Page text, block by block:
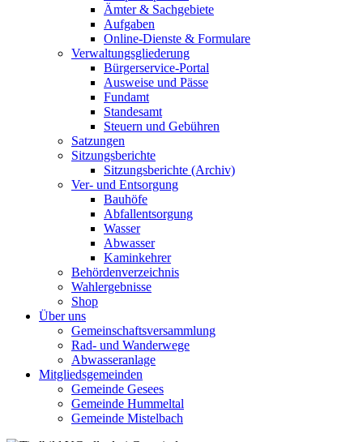
Ämter & Sachgebiete
Aufgaben
Online-Dienste & Formulare
Verwaltungsgliederung
Bürgerservice-Portal
Ausweise und Pässe
Fundamt
Standesamt
Steuern und Gebühren
Satzungen
Sitzungsberichte
Sitzungsberichte (Archiv)
Ver- und Entsorgung
Bauhöfe
Abfallentsorgung
Wasser
Abwasser
Kaminkehrer
Behördenverzeichnis
Wahlergebnisse
Shop
Über uns
Gemeinschaftsversammlung
Rad- und Wanderwege
Abwasseranlage
Mitgliedsgemeinden
Gemeinde Gesees
Gemeinde Hummeltal
Gemeinde Mistelbach